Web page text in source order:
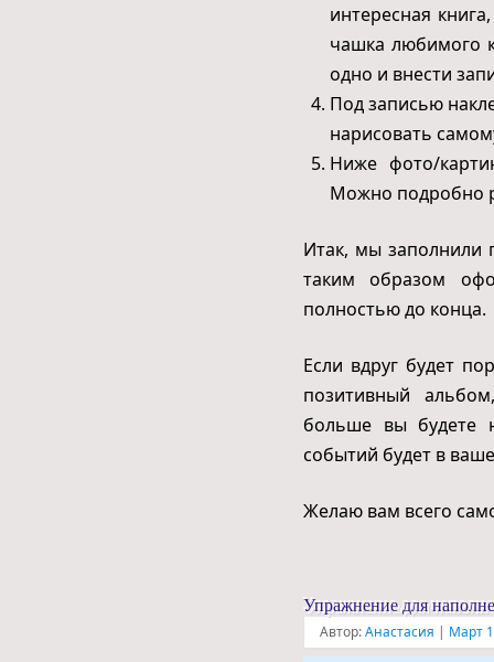
интересная
чашка любимого
одно и внести
Под записью
нарисовать
Ниже фото/
Можно подробно
Итак, мы заполнили
таким образом
полностью до конца.
Если вдруг будет
позитивный
больше вы будете
событий будет в
Желаю вам всего
Упражнение для
Автор:Анастасия | Март